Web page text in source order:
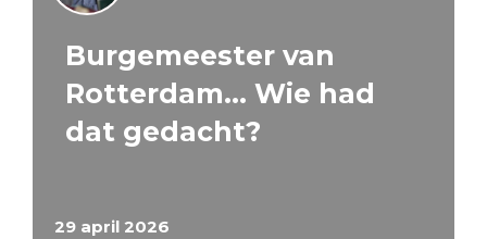
29 april 2026
Burgemeester van
Rotterdam… Wie had
dat gedacht?